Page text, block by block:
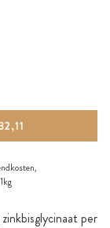
per
,